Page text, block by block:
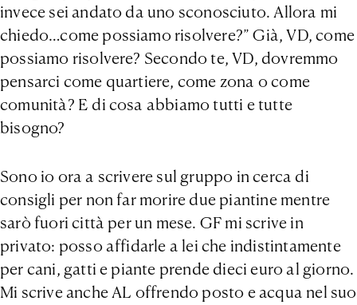
invece sei andato da uno sconosciuto. Allora mi
chiedo…come possiamo risolvere?” Già, VD, come
possiamo risolvere? Secondo te, VD, dovremmo
pensarci come quartiere, come zona o come
comunità? E di cosa abbiamo tutti e tutte
bisogno?
Sono io ora a scrivere sul gruppo in cerca di
consigli per non far morire due piantine mentre
sarò fuori città per un mese. GF mi scrive in
privato: posso affidarle a lei che indistintamente
per cani, gatti e piante prende dieci euro al giorno.
Mi scrive anche AL offrendo posto e acqua nel suo